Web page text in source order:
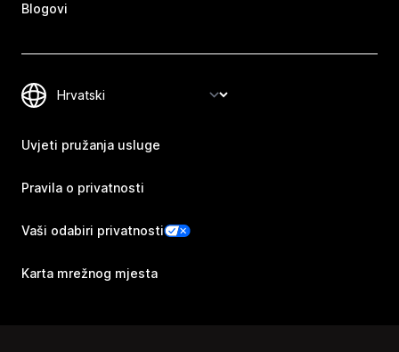
Blogovi
Uvjeti pružanja usluge
Pravila o privatnosti
Vaši odabiri privatnosti
Karta mrežnog mjesta